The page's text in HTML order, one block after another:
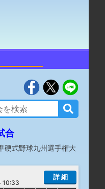
合
硬式野球九州選手権大
10:33
詳 細